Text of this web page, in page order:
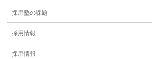
採用塾の課題
採用情報
採用情報